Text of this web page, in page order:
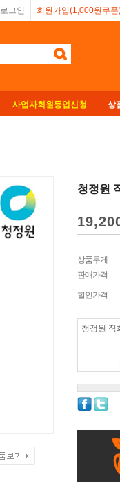
로그인 회원가입(1,000원쿠폰
사업자회원등업신청 상
청정원
상품무게
판매가격
할인가격
청정원 직